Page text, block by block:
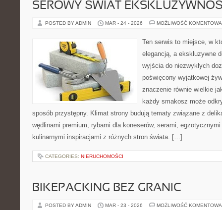
SEROWY ŚWIAT
POSTED BY ADMIN MAR - 24 - 2026 MOŻLIWOŚĆ
Ten serwis to miejsce, w
elegancją, a ekskluzywne
wyjścia do niezwykłych
poświęcony wyjątkowej
znaczenie równie wielkie
każdy smakosz może
sposób przystępny. Klimat strony budują tematy związane z
wędlinami premium, rybami dla koneserów, serami, egzotycznymi
kulinarnymi inspiracjami z różnych stron świata. […]
CATEGORIES: NIERUCHOMOŚCI
BIKEPACKING BEZ GRANIC
POSTED BY ADMIN MAR - 23 - 2026 MOŻLIWOŚĆ